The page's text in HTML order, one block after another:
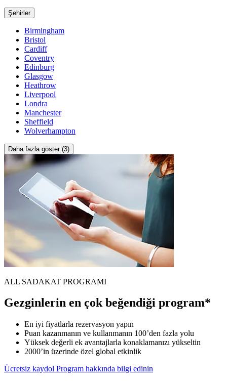
Şehirler
Birmingham
Bristol
Cardiff
Coventry
Edinburg
Glasgow
Heathrow
Liverpool
Londra
Manchester
Sheffield
Wolverhampton
Daha fazla göster (3)
ALL SADAKAT PROGRAMI
Gezginlerin en çok beğendiği program*
En iyi fiyatlarla rezervasyon yapın
Puan kazanmanın ve kullanmanın 100’den fazla yolu
Yüksek değerli ek avantajlarla konaklamanızı yükseltin
2000’in üzerinde özel global etkinlik
Ücretsiz kaydol Program hakkında bilgi edinin